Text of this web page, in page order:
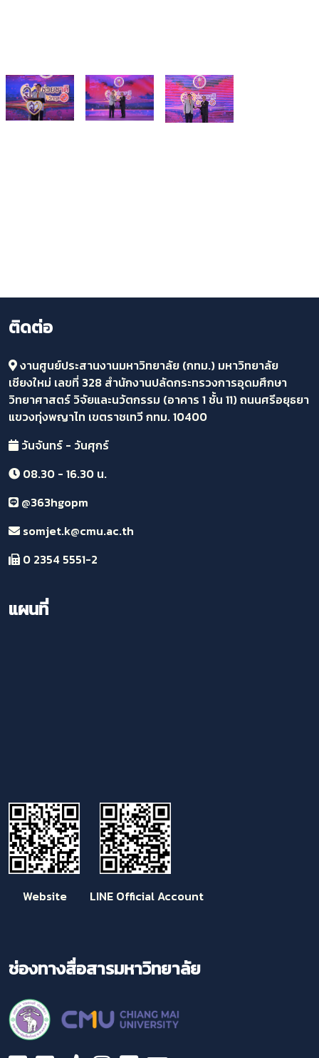
ติดต่อ
งานศูนย์ประสานงานมหาวิทยาลัย (กทม.) มหาวิทยาลัย
เชียงใหม่ เลขที่ 328 สำนักงานปลัดกระทรวงการอุดมศึกษา
วิทยาศาสตร์ วิจัยและนวัตกรรม (อาคาร 1 ชั้น 11) ถนนศรีอยุธยา
แขวงทุ่งพญาไท เขตราชเทวี กทม. 10400
วันจันทร์ - วันศุกร์
08.30 - 16.30 น.
@363hgopm
somjet.k@cmu.ac.th
0 2354 5551-2
แผนที่
Website LINE Official Account
ช่องทางสื่อสารมหาวิทยาลัย